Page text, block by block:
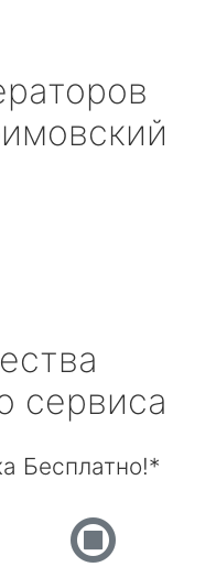
сервиса
Бесплатно!*